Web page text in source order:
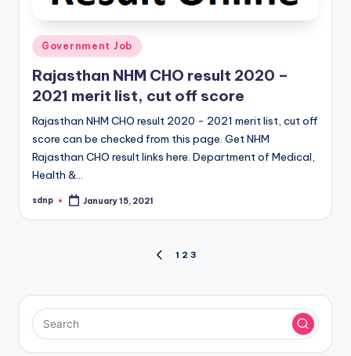
Posted
in
Government Job
Rajasthan NHM CHO result 2020 –
2021 merit list, cut off score
Rajasthan NHM CHO result 2020 - 2021 merit list, cut off
score can be checked from this page. Get NHM
Rajasthan CHO result links here. Department of Medical,
Health &…
Posted
sdnp January 15, 2021
pagination
PREVIOUS
1 2 3